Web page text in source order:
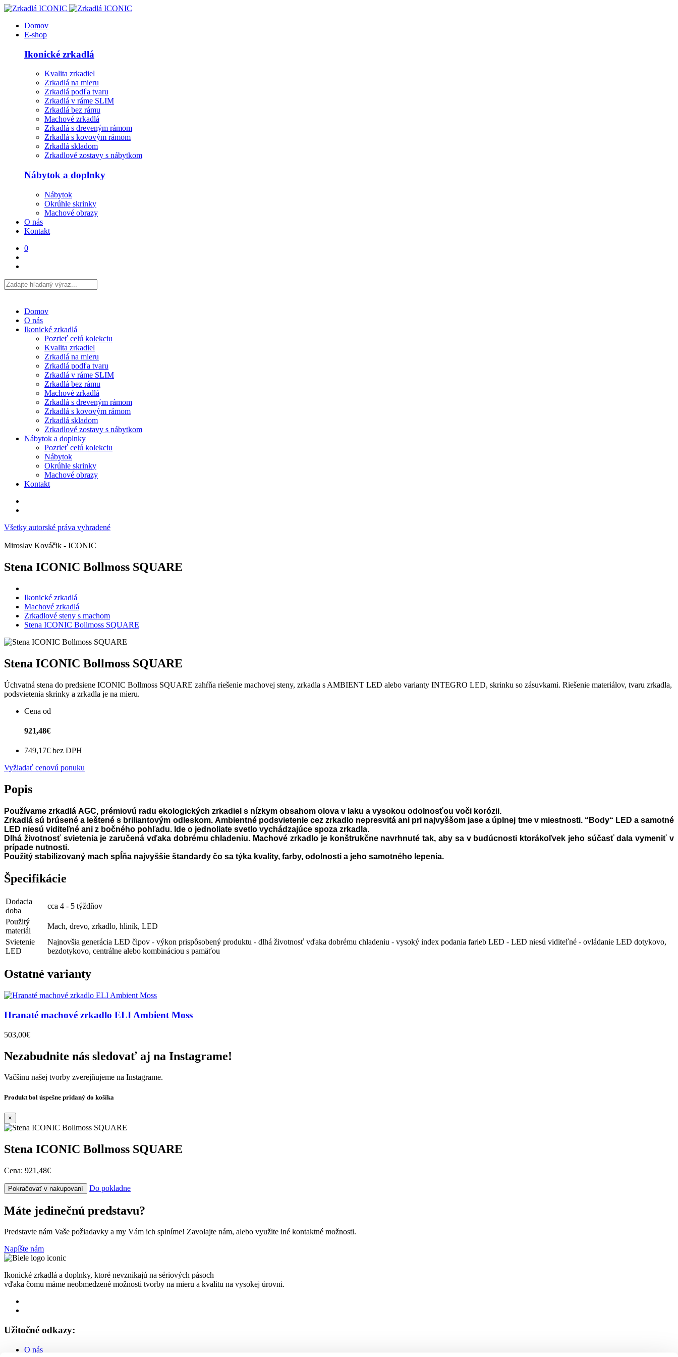
Domov
E-shop
Ikonické zrkadlá
Kvalita zrkadiel
Zrkadlá na mieru
Zrkadlá podľa tvaru
Zrkadlá v ráme SLIM
Zrkadlá bez rámu
Machové zrkadlá
Zrkadlá s dreveným rámom
Zrkadlá s kovovým rámom
Zrkadlá skladom
Zrkadlové zostavy s nábytkom
Nábytok a doplnky
Nábytok
Okrúhle skrinky
Machové obrazy
O nás
Kontakt
0
Domov
O nás
Ikonické zrkadlá
Pozrieť celú kolekciu
Kvalita zrkadiel
Zrkadlá na mieru
Zrkadlá podľa tvaru
Zrkadlá v ráme SLIM
Zrkadlá bez rámu
Machové zrkadlá
Zrkadlá s dreveným rámom
Zrkadlá s kovovým rámom
Zrkadlá skladom
Zrkadlové zostavy s nábytkom
Nábytok a doplnky
Pozrieť celú kolekciu
Nábytok
Okrúhle skrinky
Machové obrazy
Kontakt
Všetky autorské práva vyhradené
Miroslav Kováčik - ICONIC
Stena ICONIC Bollmoss SQUARE
Ikonické zrkadlá
Machové zrkadlá
Zrkadlové steny s machom
Stena ICONIC Bollmoss SQUARE
Stena ICONIC Bollmoss SQUARE
Úchvatná stena do predsiene ICONIC Bollmoss SQUARE zahŕňa riešenie machovej steny, zrkadla s AMBIENT LED alebo varianty INTEGRO LED, skrinku so zásuvkami. Riešenie materiálov, tvaru zrkadla,
podsvietenia skrinky a zrkadla je na mieru.
Cena od
921,48€
749,17€ bez DPH
Vyžiadať cenovú ponuku
Popis
Používame zrkadlá AGC, prémiovú radu ekologických zrkadiel s nízkym obsahom olova v laku a vysokou odolnosťou voči korózii.
Zrkadlá sú brúsené a leštené s briliantovým odleskom. Ambientné podsvietenie cez zrkadlonepresvitá ani pri najvyššom jase a úplnej tme v miestnosti. “Body“ LED a samotné
LED niesú viditeľné ani z bočného pohľadu. Ide o jednoliate svetlo vychádzajúce spoza zrkadla.
D lhá životnosť svietenia je zaručená vďaka dobrému chladeniu. Machové zrkadlo je konštrukčne navrhnuté tak, aby sa v budúcnosti ktorákoľvek jeho súčasť dala vymeniť v
prípade nutnosti.
Použitý stabilizovaný mach spĺňa najvyššie štandardy čo sa týka kvality, farby, odolnosti a jeho samotného lepenia.
Špecifikácie
Dodacia
doba
cca 4 - 5 týždňov
Použitý
materiál
Mach, drevo, zrkadlo, hliník, LED
Svietenie
LED
Najnovšia generácia LED čipov - výkon prispôsobený produktu - dlhá životnosť vďaka dobrému chladeniu - vysoký index podania farieb LED - LED niesú viditeľné - ovládanie LED dotykovo,
bezdotykovo, centrálne alebo kombináciou s pamäťou
Ostatné varianty
Hranaté machové zrkadlo ELI Ambient Moss
503,00€
Nezabudnite nás sledovať aj na Instagrame!
Vačšinu našej tvorby zverejňujeme na Instagrame.
Produkt bol úspešne pridaný do košíka
×
Stena ICONIC Bollmoss SQUARE
Cena: 921,48€
Pokračovať v nakupovaní Do pokladne
Máte jedinečnú predstavu?
Predstavte nám Vaše požiadavky a my Vám ich splníme! Zavolajte nám, alebo využite iné kontaktné možnosti.
Napíšte nám
Ikonické zrkadlá a doplnky, ktoré nevznikajú na sériových pásoch
vďaka čomu máme neobmedzené možnosti tvorby na mieru a kvalitu na vysokej úrovni.
Užitočné odkazy:
O nás